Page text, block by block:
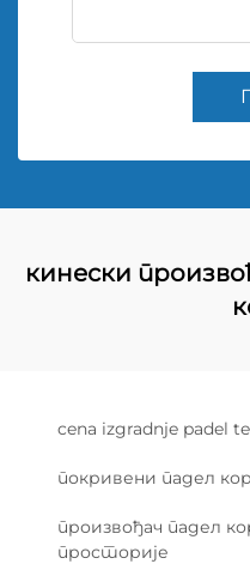
кинески
cena izgradnje padel
покривени падел
произвођач падел
просторије